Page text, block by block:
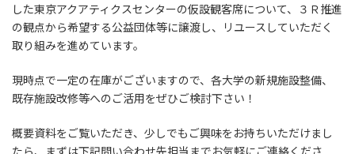
した東京アクアティクスセンターの仮設観客席について、３Ｒ推進
の観点から希望する公益団体等に譲渡し、リユースしていただく
取り組みを進めています。
現時点で一定の在庫がございますので、各大学の新規施設整備、
既存施設改修等へのご活用をぜひご検討下さい！
概要資料をご覧いただき、少しでもご興味をお持ちいただけまし
たら、まずは下記問い合わせ先担当までお気軽にご連絡くださ